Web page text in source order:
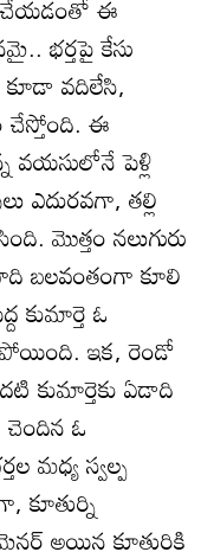
భర్తపై కేసు
వదిలేసి,
చేస్తోంది. ఈ
వయసులోనే పెళ్లి
ఎదురవగా, తల్లి
మొత్తం నలుగురు
బలవంతంగా కూలి
కుమార్తె ఓ
ఇక, రెండో
కుమార్తెకు ఏడాది
ఓ
మధ్య స్వల్ప
కూతుర్ని
అయిన కూతురికి